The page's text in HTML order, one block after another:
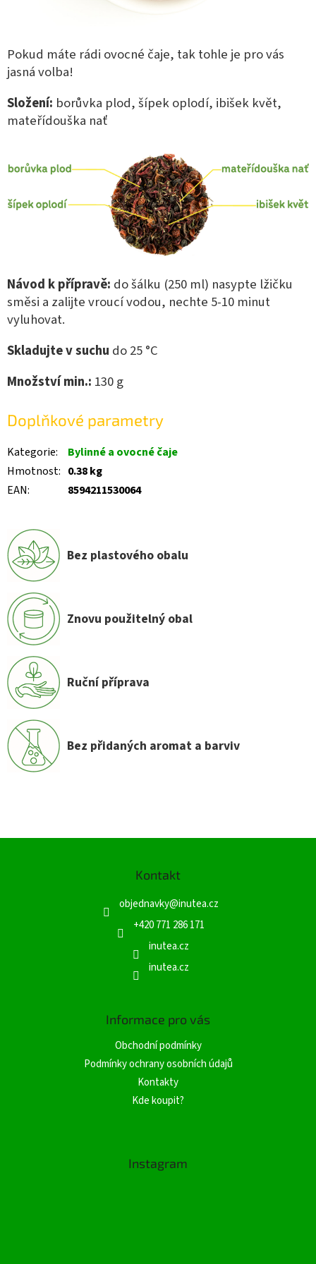
Pokud máte rádi ovocné čaje, tak tohle je pro vás
jasná volba!
Složení: borůvka plod, šípek oplodí, ibišek květ,
mateřídouška nať
Návod k přípravě: do šálku (250 ml) nasypte lžičku
směsi a zalijte vroucí vodou, nechte 5-10 minut
vyluhovat.
Skladujte v suchu do 25 °C
Množství min.: 130 g
Doplňkové parametry
Kategorie:
Bylinné a ovocné čaje
Hmotnost: 0.38 kg
EAN: 8594211530064
Bez plastového obalu
Znovu použitelný obal
Ruční příprava
Bez přidaných aromat a barviv
Kontakt
objednavky@inutea.cz
+420 771 286 171
inutea.cz
inutea.cz
Informace pro vás
Obchodní podmínky
Podmínky ochrany osobních údajů
Kontakty
Kde koupit?
Instagram